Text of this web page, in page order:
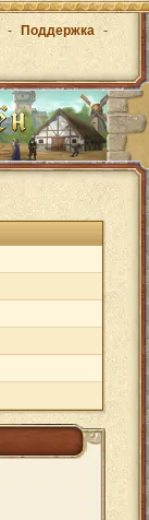
- Поддержка -